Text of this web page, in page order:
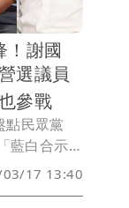
調，「文
推動廢除娛
。同時，
將中山區
，引進企
與產業的
！謝國
選議員
參戰
點民眾黨
藍白合示範
樑、民眾黨
為「基隆
17 13:40